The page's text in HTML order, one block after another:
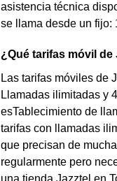
asistencia técnica
se llama desde un fijo:
¿Qué tarifas móvil
Las tarifas móviles de
Llamadas ilimitadas y
esTablecimiento de
tarifas con llamadas
que precisan de
regularmente pero
una tienda Jazztel en